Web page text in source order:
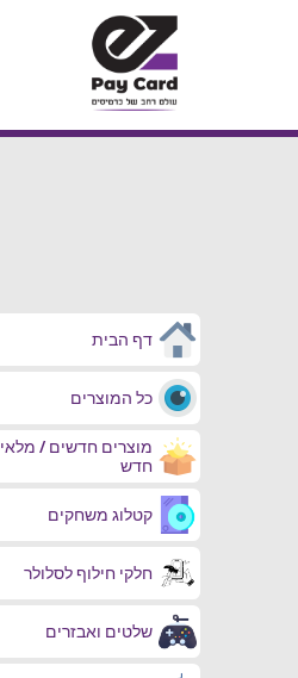
דף הבית
כל המוצרים
מוצרים חדשים / מלאי
חדש
קטלוג משחקים
חלקי חילוף לסלולר
שלטים ואבזרים